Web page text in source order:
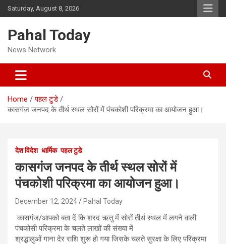
Skip
to
Saturday, August 8, 2026
Pahal Today
News Network
Home
पहल टुडे
कासगंज जनपद के तीर्थ स्थल सोरों में पंचकोशी परिक्रमा का आयोजन हुआ।
देश विदेश धार्मिक पहल टुडे
कासगंज जनपद के तीर्थ स्थल सोरों में
पंचकोशी परिक्रमा का आयोजन हुआ।
December 12, 2024 Pahal Today
कासगंज/आपको बता दें कि शरद ऋतु में सोरों तीर्थ स्थल में लगने वाली
पंचकोसी परिक्रमा के चलते लाखों की संख्या में
श्रद्धालुओं गाना देर राशि शुरू हो गया जिसके चलते सुरक्षा के लिए परिक्रमा